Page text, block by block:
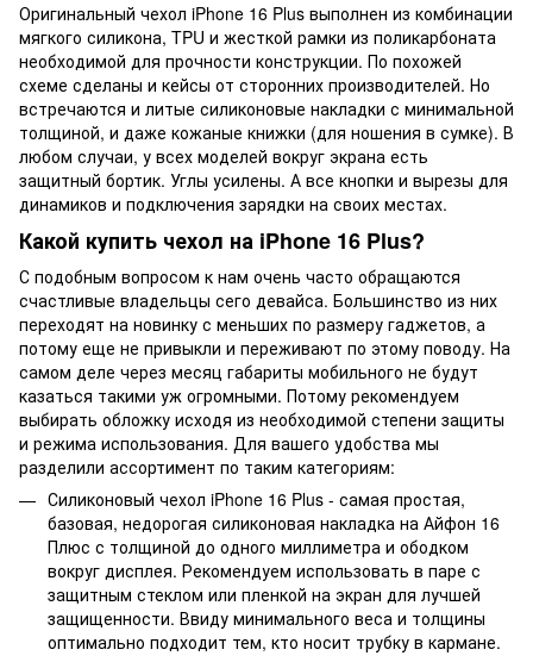
Оригинальный чехол iPhone 16 Plus выполнен из комбинации
мягкого силикона, TPU и жесткой рамки из поликарбоната
необходимой для прочности конструкции. По похожей
схеме сделаны и кейсы от сторонних производителей. Но
встречаются и литые силиконовые накладки с минимальной
толщиной, и даже кожаные книжки (для ношения в сумке). В
любом случаи, у всех моделей вокруг экрана есть
защитный бортик. Углы усилены. А все кнопки и вырезы для
динамиков и подключения зарядки на своих местах.
Какой купить чехол на iPhone 16 Plus?
С подобным вопросом к нам очень часто обращаются
счастливые владельцы сего девайса. Большинство из них
переходят на новинку с меньших по размеру гаджетов, а
потому еще не привыкли и переживают по этому поводу. На
самом деле через месяц габариты мобильного не будут
казаться такими уж огромными. Потому рекомендуем
выбирать обложку исходя из необходимой степени защиты
и режима использования. Для вашего удобства мы
разделили ассортимент по таким категориям:
Силиконовый чехол iPhone 16 Plus - самая простая,
базовая, недорогая силиконовая накладка на Айфон 16
Плюс с толщиной до одного миллиметра и ободком
вокруг дисплея. Рекомендуем использовать в паре с
защитным стеклом или пленкой на экран для лучшей
защищенности. Ввиду минимального веса и толщины
оптимально подходит тем, кто носит трубку в кармане.